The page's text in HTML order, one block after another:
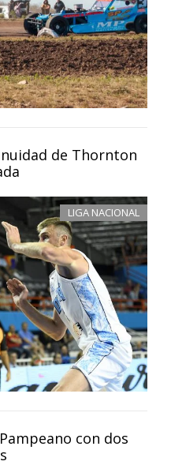
de Thornton
LIGA NACIONAL
con dos